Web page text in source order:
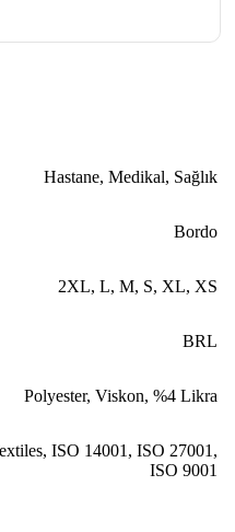
Hastane, Medikal, Sağlık
Bordo
2XL, L, M, S, XL, XS
BRL
Polyester, Viskon, %4 Likra
, ISO 14001, ISO 27001,
ISO 9001